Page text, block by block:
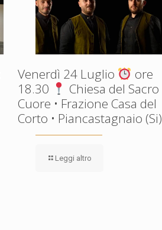
Venerdì 24 Luglio
ore
18.30
Chiesa del Sacro
Cuore • Frazione Casa del
Corto • Piancastagnaio (Si)
Leggi altro